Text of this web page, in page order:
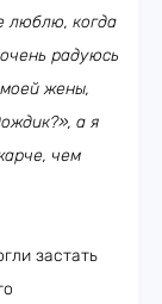
люблю, когда
радуюсь
жены,
а я
чем
застать